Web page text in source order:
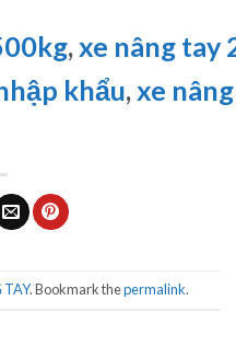
, xe nâng tay
khẩu, xe
TAY. Bookmark thepermalink.